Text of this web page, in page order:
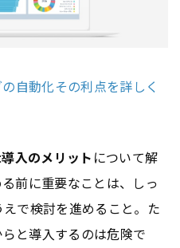
自動化その利点を詳しく
入のメリット について解
前に重要なことは、しっ
で検討を進めること。た
と導入するのは危険で